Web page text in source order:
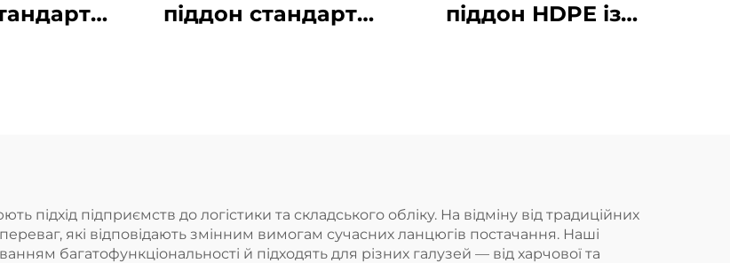
у
для
піддон стандарту
на заводах, у
супермаркетах для
піддон HDPE із
підхід підприємств до логістики та складського обліку. На відміну від традиційних
які відповідають змінним вимогам сучасних ланцюгів постачання. Наші
багатофункціональності й підходять для різних галузей — від харчової та